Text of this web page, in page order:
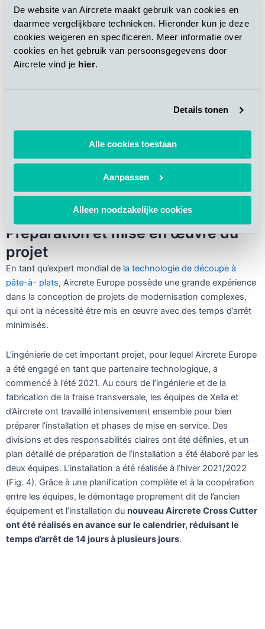
De website van Aircrete maakt gebruik van cookies en
daarmee vergelijkbare technieken. Hieronder kun je deze
cookies weigeren en specificeren. Meer informatie over
cookies en het gebruik van persoonsgegevens door
Aircrete vind je hier.
Details tonen
Alle cookies toestaan
Aanpassen
Alleen noodzakelijke cookies
concerne les dimensions des produits dans la gamme de
produits Xella. Les fils de la pince coupante peuvent être
positionnés sur n’importequelle position de 0 à 6 mètres,
avec des incréments aussi courts que 5 mm(Fig. 3).
Fig. 3: Avantages de la nouvelle génération Aircrete Cross
Préparation et mise en œuvre du
projet
En tant qu’expert mondial de la technologie de découpe à
pâte-à- plats, Aircrete Europe possède une grande expérience
dans la conception de projets de modernisation complexes,
qui ont la nécessité être mis en œuvre avec des temps d’arrêt
minimisés.
L’ingénierie de cet important projet, pour lequel Aircrete Europe
a été engagé en tant que partenaire technologique, a
commencé à l’été 2021. Au cours de l’ingénierie et de la
fabrication de la fraise transversale, les équipes de Xella et
d’Aircrete ont travaillé intensivement ensemble pour bien
préparer l’installation et phases de mise en service. Des
divisions et des responsabilités claires ont été définies, et un
plan détaillé de préparation de l’installation a été élaboré par les
deux équipes. L’installation a été réalisée à l’hiver 2021/2022
(Fig. 4). Grâce à une planification complète et à la coopération
entre les équipes, le démontage proprement dit de l’ancien
équipement et l’installation du nouveau Aircrete Cross Cutter
ont été réalisés en avance sur le calendrier, réduisant le
temps d’arrêt de 14 jours à plusieurs jours.